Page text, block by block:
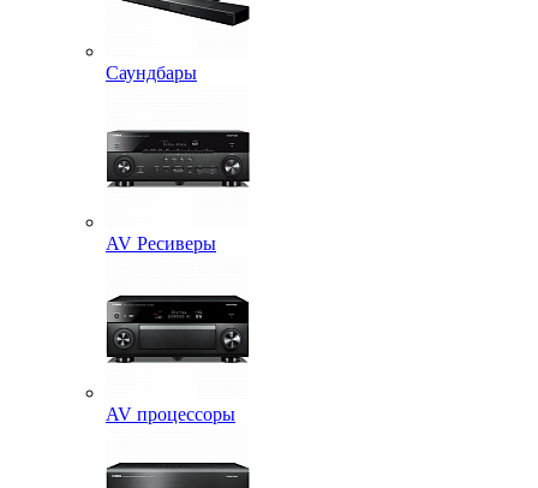
Саундбары
AV Ресиверы
AV процессоры